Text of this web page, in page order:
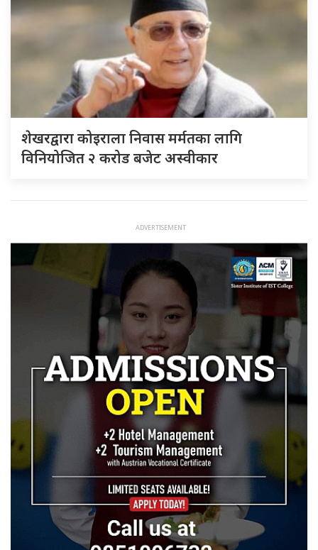
शेखरद्वारा कोइराला निवास मर्मतका लागि
विनियोजित २ करोड बजेट अस्वीकार